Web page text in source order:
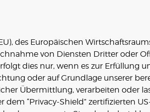
des Europäischen
von Diensten Dritter oder
dies nur, wenn es zur Erfüllung
oder auf Grundlage unserer
Übermittlung, verarbeiten oder
“Privacy-Shield” zertifizierten